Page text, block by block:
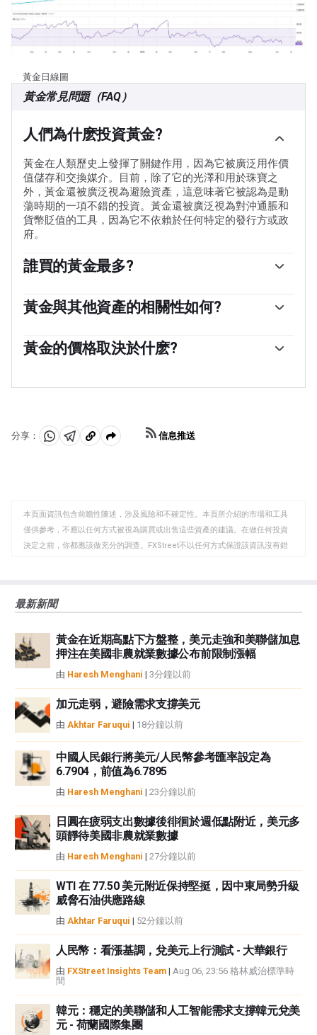
黃金日線圖
黃金常見問題（FAQ）
人們為什麽投資黃金?
黃金在人類歷史上發揮了關鍵作用，因為它被廣泛用作價
值儲存和交換媒介。目前，除了它的光澤和用於珠寶之
外，黃金還被廣泛視為避險資產，這意味著它被認為是動
蕩時期的一項不錯的投資。黃金還被廣泛視為對沖通脹和
貨幣貶值的工具，因為它不依賴於任何特定的發行方或政
府。
誰買的黃金最多?
貨幣，各國央行傾向於使儲備多樣化，並購買黃金，以提
高人們對經濟和貨幣實力的看法。高黃金儲備可以成為一
各國央行在2022年增加了1136噸黃金儲備，價值約700億
美元。這是有記錄以來最高的年度購買量。中國、印度和
黃金與其他資產的相關性如何?
產和避險資產。當美元貶值時，黃金往往會上漲，使投資
者和央行能夠在動蕩時期實現資產多元化。黃金與風險資
的市場的拋售往往有利於黃金。
黃金的價格取決於什麽?
或對深度衰退的擔憂可能會迅速推高黃金價格，因其避險
於資產以美元(XAU/USD)定價，大多數走勢取決於美元
(USD)的表現。強勢美元傾向於控製金價，而弱勢美元則
分享：
分 分 複
板
信息推送
本頁面資訊包含前瞻性陳述，涉及風險和不確定性。本頁所介紹的市場和工具
僅供參考，不應以任何方式被視為購買或出售這些資產的建議。在做任何投資
決定之前，你都應該做充分的調查。FXStreet不以任何方式保證該資訊沒有錯
觀點，並不代表FXStreet或其廣告商的官方政策或立場。作者不對本頁連結的
如果文章正文中沒有明確提到，在撰寫本文時，作者在本文中提到的任何股票
中都沒有頭寸，也沒有與文中提到的任何公司有業務關係。除了FXStreet，作
者沒有收到撰寫這篇文章的報酬。
性不作任何陳述。FXStreet和作者將不承擔任何錯誤，遺漏或任何損失，傷害
或損害由此資訊及其顯示或使用引起的。錯誤和遺漏除外。本文作者和
FXStreet並非註冊投資顧問，本文內容無意提供任何投資建議。
最新新聞
黃金在近期高點下方盤整，美元走強和美聯儲加息
押注在美國非農就業數據公布前限制漲幅
由 Haresh Menghani | 3分鐘以前
加元走弱，避險需求支撐美元
由 Akhtar Faruqui | 18分鐘以前
中國人民銀行將美元/人民幣參考匯率設定為
6.7904，前值為6.7895
由 Haresh Menghani | 23分鐘以前
日圓在疲弱支出數據後徘徊於週低點附近，美元多
頭靜待美國非農就業數據
由 Haresh Menghani | 27分鐘以前
WTI 在 77.50 美元附近保持堅挺，因中東局勢升級
威脅石油供應路線
由 Akhtar Faruqui | 52分鐘以前
人民幣：看漲基調，兌美元上行測試 - 大華銀行
由 FXStreet Insights Team | Aug 06, 23:56 格林威治標準時
間
韓元：穩定的美聯儲和人工智能需求支撐韓元兌美
元 - 荷蘭國際集團